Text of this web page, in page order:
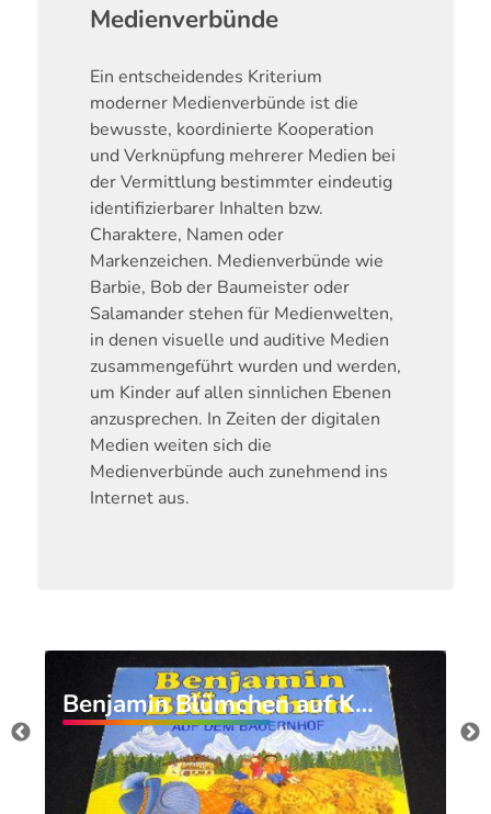
Medienverbünde
Ein entscheidendes Kriterium
moderner Medienverbünde ist die
bewusste, koordinierte Kooperation
und Verknüpfung mehrerer Medien bei
der Vermittlung bestimmter eindeutig
identifizierbarer Inhalten bzw.
Charaktere, Namen oder
Markenzeichen. Medienverbünde wie
Barbie, Bob der Baumeister oder
Salamander stehen für Medienwelten,
in denen visuelle und auditive Medien
zusammengeführt wurden und werden,
um Kinder auf allen sinnlichen Ebenen
anzusprechen. In Zeiten der digitalen
Medien weiten sich die
Medienverbünde auch zunehmend ins
Internet aus.
Benjamin Blümchen auf K…